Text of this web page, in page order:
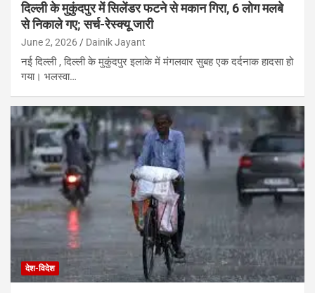
दिल्ली के मुकुंदपुर में सिलेंडर फटने से मकान गिरा, 6 लोग मलबे
से निकाले गए; सर्च-रेस्क्यू जारी
June 2, 2026 Dainik Jayant
नई दिल्ली , दिल्ली के मुकुंदपुर इलाके में मंगलवार सुबह एक दर्दनाक हादसा हो
गया। भलस्वा…
देश-विदेश